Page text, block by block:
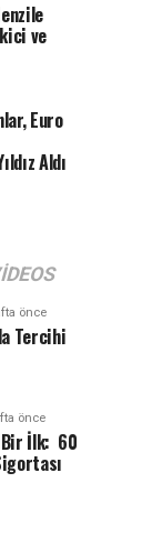
ve
Euro
Aldı
önce
Tercihi
önce
Bir İlk: 60